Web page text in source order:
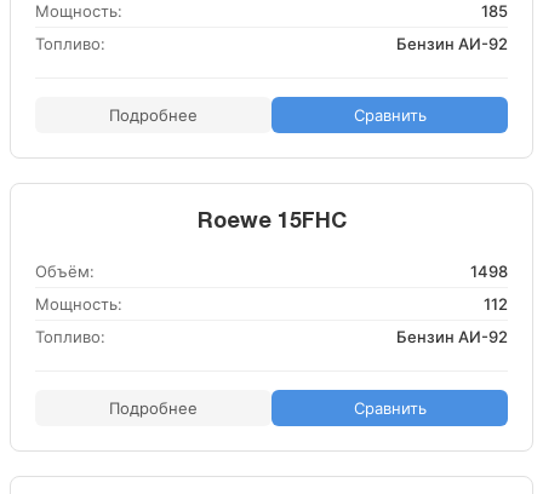
Мощность:
185
Топливо:
Бензин АИ-92
Подробнее Сравнить
Roewe 15FHC
Объём:
1498
Мощность:
112
Топливо:
Бензин АИ-92
Подробнее Сравнить